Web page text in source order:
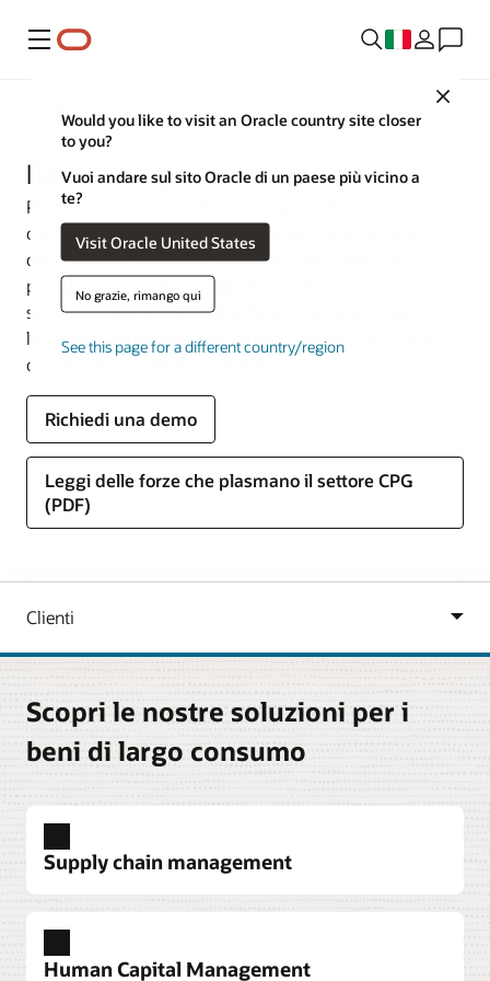
Menu
Close
Would you like to visit an Oracle country site closer
to you?
Vuoi andare sul sito Oracle di un paese più vicino a
te?
Visit Oracle United States
No grazie, rimango qui
See this page for a different country/region
Settori
Beni di largo consumo
Promuovi nuovi flussi di ricavi e tempi di
commercializzazione più rapidi, migliora la resilienza
della supply chain, fidelizza il brand, semplifica la
produzione e l'evasione e gestisci una forza lavoro con
soluzioni integrate di Oracle. Scopri come aziende come
la tua possono superare le aspettative dei consumatori
con efficienza operativa e sostenibilità.
Richiedi una demo
Leggi delle forze che plasmano il settore CPG
(PDF)
Scopri le nostre soluzioni per i
beni di largo consumo
Supply chain management
Procurement
Automatizza i processi aziendali, permetti un
Human Capital Management